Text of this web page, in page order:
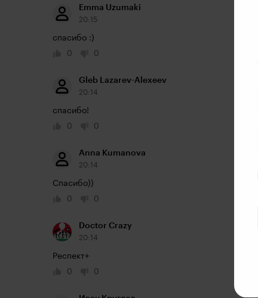
Emma Uzumaki
20:15
спасибо :)
0
0
Gleb Lazarev-Alexeev
20:14
спасибо!
0
0
Anna Kumanova
20:14
Спасибо))
0
0
Doctor Crazy
20:14
Респект+
0
0